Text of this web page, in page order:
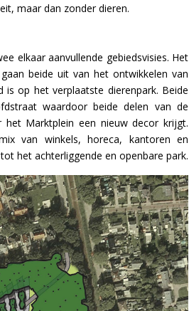
maar dan zonder dieren.
elkaar aanvullende gebiedsvisies. Het
beide uit van het ontwikkelen van
is op het verplaatste dierenpark. Beide
waardoor beide delen van de
Marktplein een nieuw decor krijgt.
van winkels, horeca, kantoren en
het achterliggende en openbare park.